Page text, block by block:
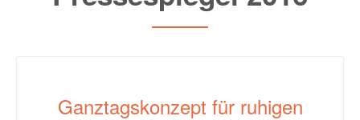
Ganztagskonzept für ruhigen